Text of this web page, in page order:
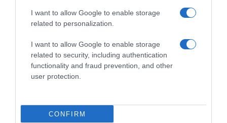
I want to allow Google to enable storage
related to personalization.
I want to allow Google to enable storage
related to security, including authentication
functionality and fraud prevention, and other
user protection.
CONFIRM
Accessori da viaggio |Fodere per sedili
28,86€
Upgrade4cars Telo Sedile
Posteriore per Cani Universale
Trasportini e accessori da viaggio
Accessori da viaggio
Fodere per sedili
in offerta 28,98€
Gimars Telo Auto per Cani,
Posteriori con Finestra della